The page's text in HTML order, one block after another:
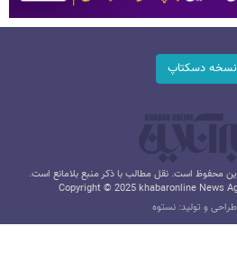
نسخه دسکتاپ
محفوظ است. نقل مطالب با ذکر منبع بلامانع است.
Copyright © 2025 khabaronline News
طراحی و تولید: نستوه